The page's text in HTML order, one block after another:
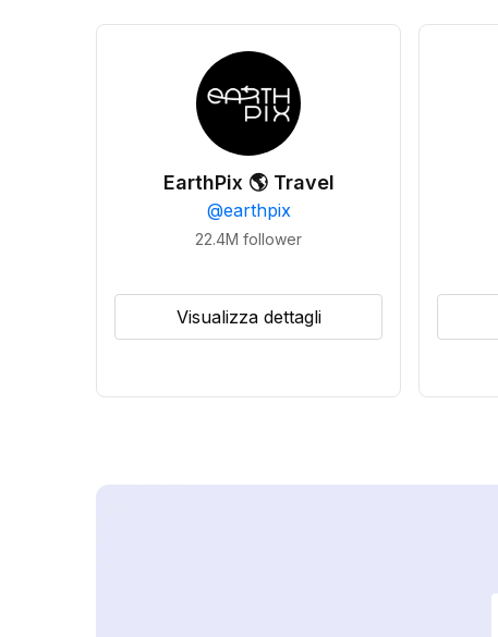
EarthPix 🌎 Travel
@earthpix
22.4M follower
Visualizza dettagli